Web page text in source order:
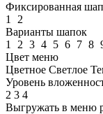
Фиксированная
1
2
Варианты шапок
1
2 3 4 5 6 7 8
Цвет меню
Цветное Светлое
Уровень
2 3 4
Выгружать в меню